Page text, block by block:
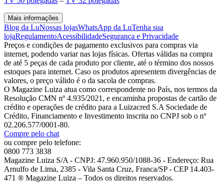
Mais informações
Blog da LuNossas lojasWhatsApp da LuTenha sua
lojaRegulamentoAcessibilidadeSegurança e Privacidade
Preços e condições de pagamento exclusivos para compras via
internet, podendo variar nas lojas físicas. Ofertas válidas na compra
de até 5 peças de cada produto por cliente, até o término dos nossos
estoques para internet. Caso os produtos apresentem divergências de
valores, o preço válido é o da sacola de compras.
O Magazine Luiza atua como correspondente no País, nos termos da
Resolução CMN nº 4.935/2021, e encaminha propostas de cartão de
crédito e operações de crédito para a Luizacred S.A Sociedade de
Crédito, Financiamento e Investimento inscrita no CNPJ sob o nº
02.206.577/0001-80.
Compre pelo chat
ou compre pelo telefone:
0800 773 3838
Magazine Luiza S/A - CNPJ: 47.960.950/1088-36 - Endereço: Rua
Arnulfo de Lima, 2385 - Vila Santa Cruz, Franca/SP - CEP 14.403-
471 ® Magazine Luiza – Todos os direitos reservados.